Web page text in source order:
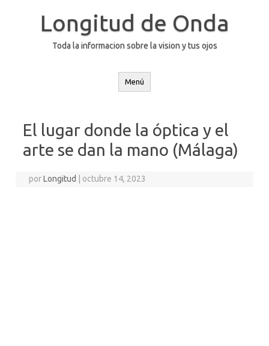
Longitud de Onda
Toda la informacion sobre la vision y tus ojos
Menú
El lugar donde la óptica y el
arte se dan la mano (Málaga)
porLongitud octubre 14, 2023